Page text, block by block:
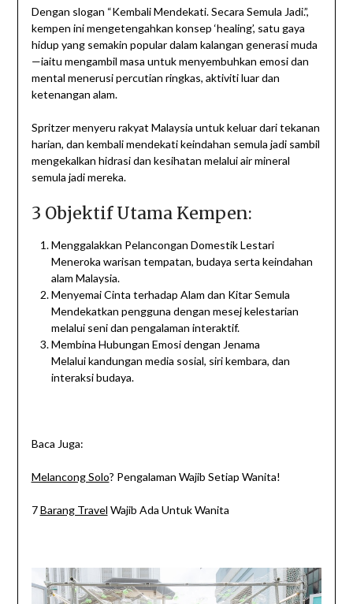
Dengan slogan “Kembali Mendekati. Secara Semula Jadi.”,
kempen ini mengetengahkan konsep ‘healing’, satu gaya
hidup yang semakin popular dalam kalangan generasi muda
—iaitu mengambil masa untuk menyembuhkan emosi dan
mental menerusi percutian ringkas, aktiviti luar dan
ketenangan alam.
Spritzer menyeru rakyat Malaysia untuk keluar dari tekanan
harian, dan kembali mendekati keindahan semula jadi sambil
mengekalkan hidrasi dan kesihatan melalui air mineral
semula jadi mereka.
3 Objektif Utama Kempen:
Menggalakkan Pelancongan Domestik Lestari
Meneroka warisan tempatan, budaya serta keindahan
alam Malaysia.
Menyemai Cinta terhadap Alam dan Kitar Semula
Mendekatkan pengguna dengan mesej kelestarian
melalui seni dan pengalaman interaktif.
Membina Hubungan Emosi dengan Jenama
Melalui kandungan media sosial, siri kembara, dan
interaksi budaya.
Baca Juga:
Melancong Solo? Pengalaman Wajib Setiap Wanita!
7Barang Travel Wajib Ada Untuk Wanita